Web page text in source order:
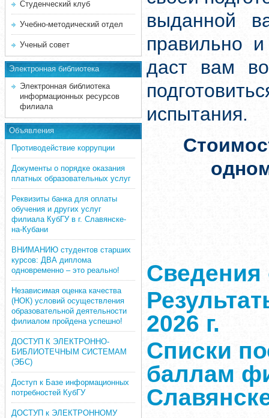
Студенческий клуб
Учебно-методический отдел
Ученый совет
Электронная библиотека
Электронная библиотека
информационных ресурсов
филиала
Объявления
Противодействие коррупции
Документы о порядке оказания
платных образовательных услуг
Реквизиты банка для оплаты
обучения и других услуг
филиала КубГУ в г. Славянске-
на-Кубани
ВНИМАНИЮ студентов старших
курсов: ДВА диплома
одновременно – это реально!
Независимая оценка качества
(НОК) условий осуществления
образовательной деятельности
филиалом пройдена успешно!
ДОСТУП К ЭЛЕКТРОННО-
БИБЛИОТЕЧНЫМ СИСТЕМАМ
(ЭБС)
Доступ к Базе информационных
потребностей КубГУ
ДОСТУП к ЭЛЕКТРОННОМУ
выданной
правильно
даст вам
испытания.
Сведения
2026 г.
Списки
баллам